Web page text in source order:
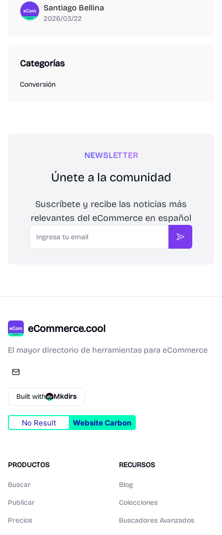
Santiago Bellina
2026/03/22
Categorías
Conversión
NEWSLETTER
Únete a la comunidad
Suscríbete y recibe las noticias más
relevantes del eCommerce en español
Email
Suscribirse
eCommerce.cool
El mayor directorio de herramientas para eCommerce
Built with Mkdirs
No Result Website Carbon
PRODUCTOS
Buscar
Publicar
Precios
RECURSOS
Blog
Colecciones
Buscadores Avanzados